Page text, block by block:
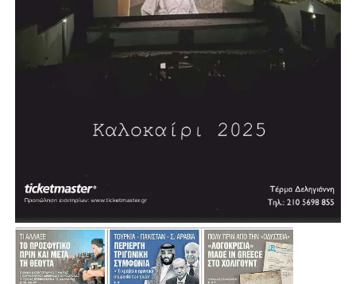
Παρεμβάσεις αναβάθμισης δημοσίου χώρου, συστήματα
έξυπνης πόλης και έξυπνης βιώσιμης κινητικότητας –
Ανοιχτό Κέντρο Εμπορίου.
υποδομών και δημοσίων κτιρίων.
σταθμοί φόρτισης. Ηλεκτρικά ποδήλατα για εύκολη
μετακίνηση των πολιτών.
Αθλητικό Γήπεδο στα Ριμινίτικα – Κατασκευή υπαίθριων
αθλητικών εγκαταστάσεων.